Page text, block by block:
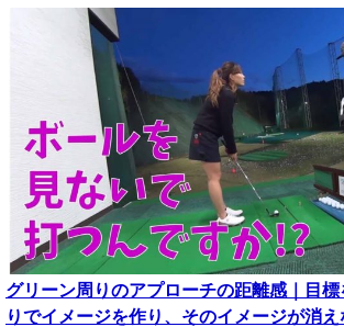
グリーン周りのアプローチの距離感｜目
りでイメージを作り、そのイメージが消え